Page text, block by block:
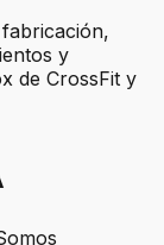
y
de CrossFit y